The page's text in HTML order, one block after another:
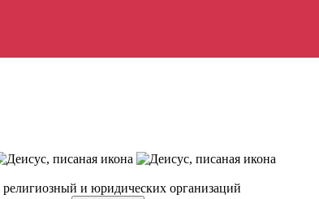
и юридических организаций